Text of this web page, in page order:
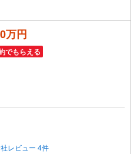
万円
でもらえる
レビュー 4件